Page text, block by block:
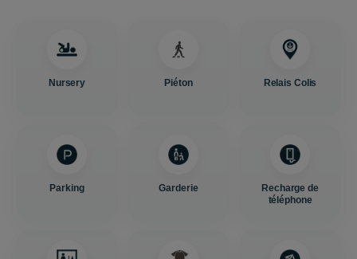
Nursery Piéton Relais Colis
Parking Garderie
Recharge de
téléphone